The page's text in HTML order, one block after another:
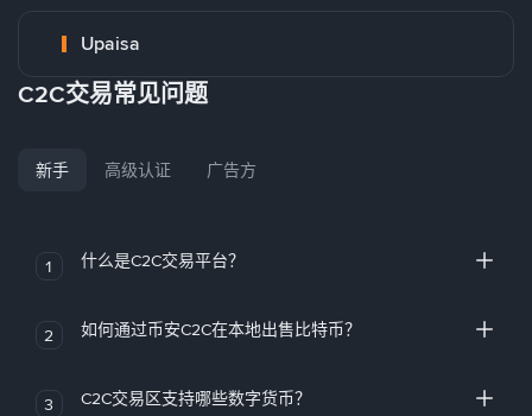
Upaisa
C2C交易常见问题
新手 高级认证 广告方
1 什么是C2C交易平台？
2 如何通过币安C2C在本地出售比特币？
3 C2C交易区支持哪些数字货币？